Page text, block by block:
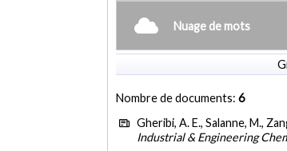
Nuage de mots
Nombre de documents:6
Gheribi, A. E., Salanne, M.,
Industrial & Engineering